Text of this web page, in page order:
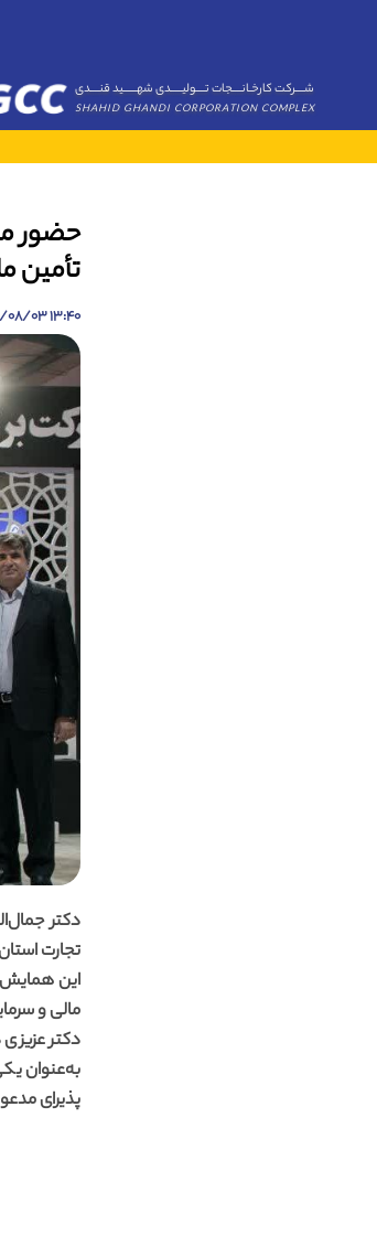
شــــرکت کارخـانــــجات تــــولیـــــدی شهــــــید قنــــدی
SHAHID GHANDI CORPORATION COMPLEX
حضور
تأمین
13:40 1404/08/03
دکتر
تجارت
این همایش
مالی و
دکتر
پذیرای